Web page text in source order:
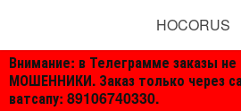
Внимание: в Телеграмме заказы
МОШЕННИКИ. Заказ только через
ватсапу: 89106740330.
HOCORUS